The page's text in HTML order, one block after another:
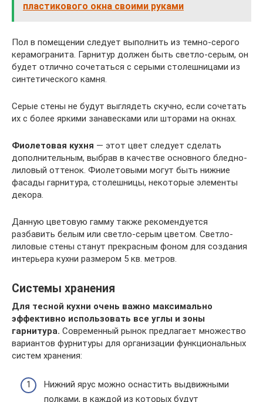
пластикового окна своими руками
Пол в помещении следует выполнить из темно-серого
керамогранита. Гарнитур должен быть светло-серым, он
будет отлично сочетаться с серыми столешницами из
синтетического камня.
Серые стены не будут выглядеть скучно, если сочетать
их с более яркими занавесками или шторами на окнах.
Фиолетовая кухня — этот цвет следует сделать
дополнительным, выбрав в качестве основного бледно-
лиловый оттенок. Фиолетовыми могут быть нижние
фасады гарнитура, столешницы, некоторые элементы
декора.
Данную цветовую гамму также рекомендуется
разбавить белым или светло-серым цветом. Светло-
лиловые стены станут прекрасным фоном для создания
интерьера кухни размером 5 кв. метров.
Системы хранения
Для тесной кухни очень важно максимально
эффективно использовать все углы и зоны
гарнитура. Современный рынок предлагает множество
вариантов фурнитуры для организации функциональных
систем хранения:
Нижний ярус можно оснастить выдвижными
полками, в каждой из которых будут